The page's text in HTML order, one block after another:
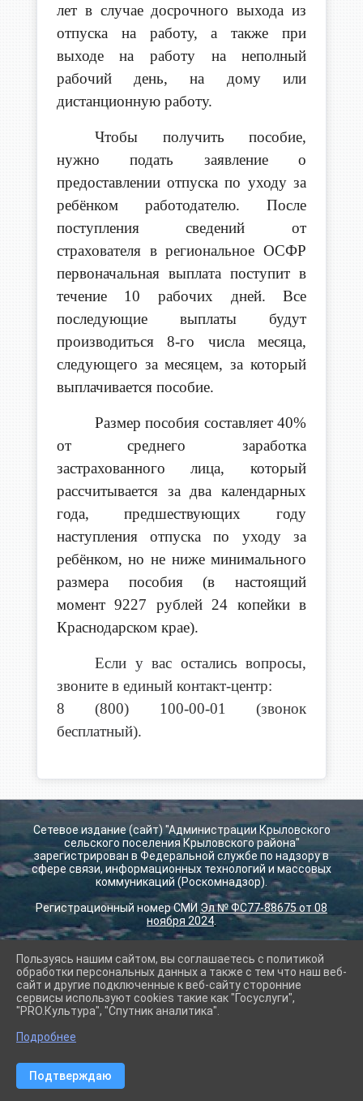
лет в случае досрочного выхода из
отпуска на работу, а также при
выходе на работу на неполный
рабочий день, на дому или
дистанционную работу.
Чтобы получить пособие,
нужно подать заявление о
предоставлении отпуска по уходу за
ребёнком работодателю. После
поступления сведений от
страхователя в региональное ОСФР
первоначальная выплата поступит в
течение 10 рабочих дней. Все
последующие выплаты будут
производиться 8-го числа месяца,
следующего за месяцем, за который
выплачивается пособие.
Размер пособия составляет 40%
от среднего заработка
застрахованного лица, который
рассчитывается за два календарных
года, предшествующих году
наступления отпуска по уходу за
ребёнком, но не ниже минимального
размера пособия (в настоящий
момент 9227 рублей 24 копейки в
Краснодарском крае).
Если у вас остались вопросы,
звоните в единый контакт-центр:
8 (800) 100-00-01 (звонок
бесплатный).
Сетевое издание (сайт) "Администрации Крыловского
сельского поселения Крыловского района"
зарегистрирован в Федеральной службе по надзору в
сфере связи, информационных технологий и массовых
коммуникаций (Роскомнадзор).
Регистрационный номер СМИ Эл № ФС77-88675 от 08
ноября 2024
2026 г. krilovskay.ru
Вход
Карта сайта
Политика обработки персональных данных
Сделано на KubCMS
Пользуясь нашим сайтом, вы соглашаетесь с политикой
обработки персональных данных а также с тем что наш веб-
сайт и другие подключенные к веб-сайту сторонние
сервисы используют cookies такие как "Госуслуги",
"PRO.Культура", "Спутник аналитика".
Подробнее
Подтверждаю